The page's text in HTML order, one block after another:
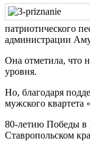
патриотического
администрации
Она отметила, что
уровня.
Но, благодаря
мужского квартета
80-летию Победы в
Ставропольском